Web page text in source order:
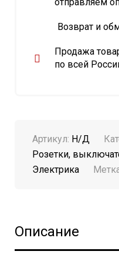
Возврат и
Продажа
по всей
Артикул: Н/Д
Розетки,
Электрика
Описание